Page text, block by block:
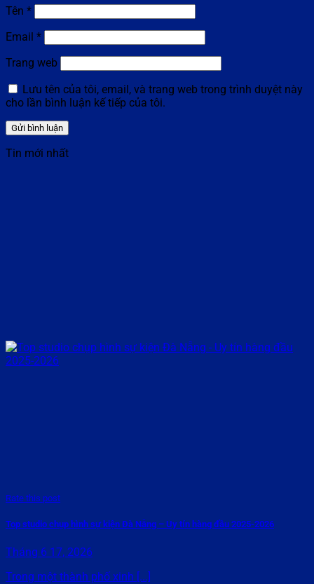
Tên *
Email *
Trang web
Lưu tên của tôi, email, và trang web trong trình duyệt này
cho lần bình luận kế tiếp của tôi.
Tin mới nhất
Rate this post
Top studio chụp hình sự kiện Đà Nẵng – Uy tín hàng đầu 2025-2026
Tháng 6 17, 2026
Trong một thành phố xinh [...]